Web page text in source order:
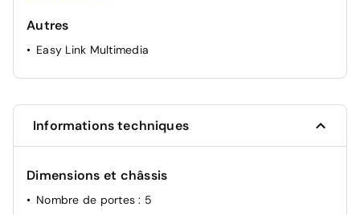
Aide au freinage d'urgence
6 Airbags
Autres
Easy Link Multimedia
Informations techniques
Dimensions et châssis
Nombre de portes: 5